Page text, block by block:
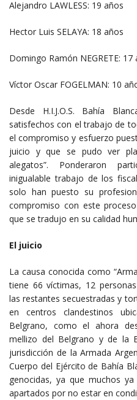
Alejandro LAWLESS: 19 años
Hector Luis SELAYA: 18 años
Domingo Ramón NEGRETE: 17
Víctor Oscar FOGELMAN: 10
Desde H.I.J.O.S. Bahía
satisfechos con el trabajo de
el compromiso y esfuerzo
juicio y que se pudo ver
alegatos”. Ponderaron
inigualable trabajo de los
solo han puesto su
compromiso con este
que se tradujo en su calidad
El juicio
La causa conocida como
tiene 66 víctimas, 12
las restantes secuestradas y
en centros clandestinos
Belgrano, como el ahora
mellizo del Belgrano y de la
jurisdicción de la Armada
Cuerpo del Ejército de Bahía
genocidas, ya que muchos
apartados por no estar en